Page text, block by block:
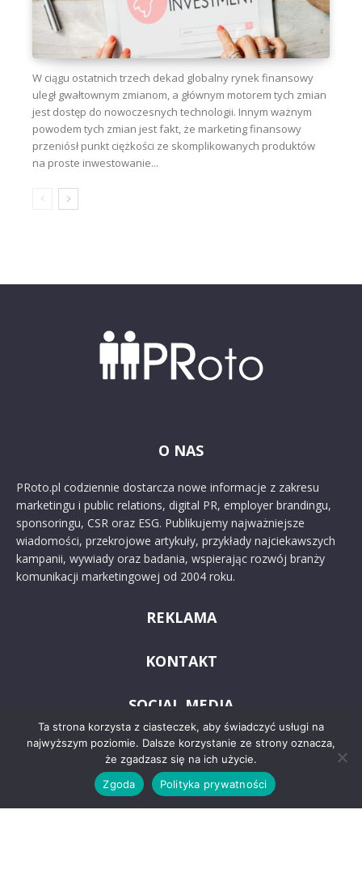
W ciągu ostatnich trzech dekad globalny rynek finansowy
uległ gwałtownym zmianom, a głównym motorem tych zmian
jest dostęp do nowoczesnych technologii. Innym ważnym
powodem tych zmian jest fakt, że marketing finansowy
przeniósł punkt ciężkości ze skomplikowanych produktów
na proste inwestowanie...
O NAS
PRoto.pl codziennie dostarcza nowe informacje z zakresu
marketingu i public relations, digital PR, employer brandingu,
sponsoringu, CSR oraz ESG. Publikujemy najważniejsze
wiadomości, przekrojowe artykuły, przykłady najciekawszych
kampanii, wywiady oraz badania, wspierając rozwój branży
komunikacji marketingowej od 2004 roku.
REKLAMA
KONTAKT
SOCIAL MEDIA
Ta strona korzysta z ciasteczek, aby świadczyć usługi na
najwyższym poziomie. Dalsze korzystanie ze strony oznacza,
że zgadzasz się na ich użycie.
Zgoda
Polityka prywatności